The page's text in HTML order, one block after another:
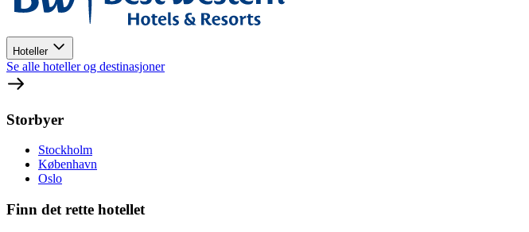
Hoteller
Se alle hoteller og destinasjoner
Storbyer
Stockholm
København
Oslo
Finn det rette hotellet